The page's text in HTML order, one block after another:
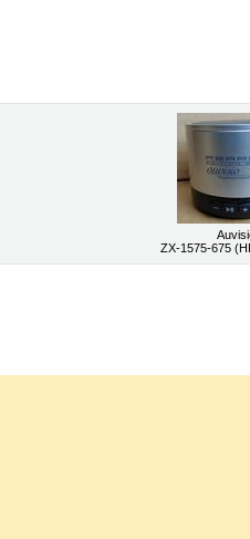
ZX-1575-675